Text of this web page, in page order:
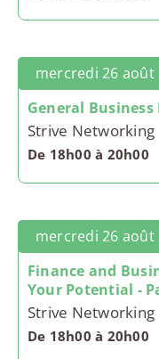
mercredi 26 août
General
Strive Networking
De 18h00 à 20h00
mercredi 26 août
Finance and
Your Potential -
Strive Networking
De 18h00 à 20h00